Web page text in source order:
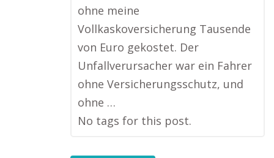
ohne meine
Vollkaskoversicherung Tausende
von Euro gekostet. Der
Unfallverursacher war ein Fahrer
ohne Versicherungsschutz, und
ohne …
No tags for this post.